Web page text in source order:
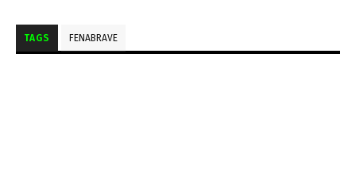
TAGS FENABRAVE